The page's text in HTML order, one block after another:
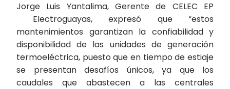
Jorge Luis Yantalima, Gerente de CELEC EP
Electroguayas, expresó que “estos
mantenimientos garantizan la confiabilidad y
disponibilidad de las unidades de generación
termoeléctrica, puesto que en tiempo de estiaje
se presentan desafíos únicos, ya que los
caudales que abastecen a las centrales